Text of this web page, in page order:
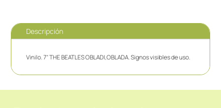
Descripción
Vinilo. 7" THE BEATLES OBLADI,OBLADA. Signos visibles de uso.